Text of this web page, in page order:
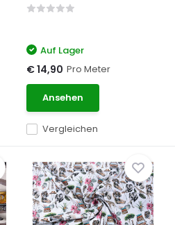
Vergleichen
Auf Lager
€ 14,90 Pro Meter
Ansehen